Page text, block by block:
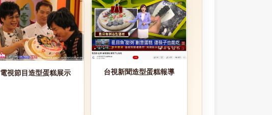
電視節目造型蛋糕展示 台視新聞造型蛋糕報導